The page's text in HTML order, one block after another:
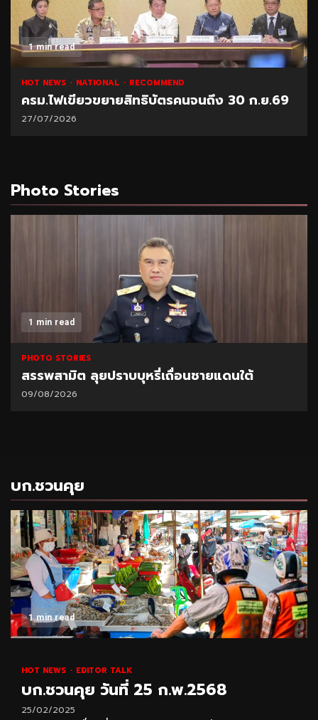
1 min read
NATIONAL HOT NEWS RECOMMEND
“พาณิชย์” โชว์ยอดส่งออกทุเรียน 1 ล้านตัน
21/07/2026
Photo Stories
ใต้
1 min read
TOA เดินหน้า Green Mission จับมื
บก.ชวนคุย
1 min read
HOT NEWS EDITOR TALK
บก.ชวนคุย วันที่ 25 ก.พ.2568
25/02/2025